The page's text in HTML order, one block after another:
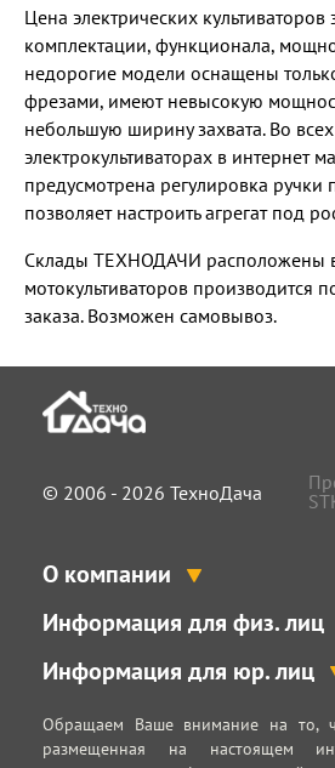
Цена электрических культиваторов
комплектации, функционала,
недорогие модели оснащены
фрезами, имеют невысокую
небольшую ширину захвата. Во всех
электрокультиваторах в интернет
предусмотрена регулировка ручки
позволяет настроить агрегат под
Склады ТЕХНОДАЧИ расположены в
мотокультиваторов производится
заказа. Возможен самовывоз.
© 2006 - 2026 ТехноДача
О компании
Информация для физ. лиц
Информация для юр. лиц
Обращаем Ваше внимание на то,
размещенная на настоящем